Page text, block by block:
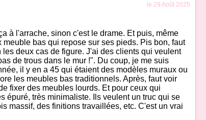
le 29 Août 2025
à l'arrache, sinon c'est le drame. Et puis, même
bas qui repose sur ses pieds. Pis bon, faut
deux cas de figure. J'ai des clients qui veulent
de trous dans le mur !". Du coup, je me suis
il y en a 45 qui étaient des modèles muraux ou
les meubles bas traditionnels. Après, faut voir
fixer des meubles lourds. Et pour ceux qui
épuré, très minimaliste. Ils veulent un truc qui se
massif, des finitions travaillées, etc. C'est un vrai